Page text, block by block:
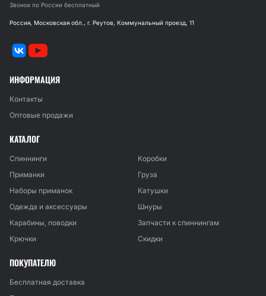
Звонок по России бесплатный
Россия, Московская обл., г. Реутов, Коммунальный проезд, 11
ИНФОРМАЦИЯ
Контакты
Оптовые продажи
КАТАЛОГ
Спиннинги
Коробки
Приманки
Груза
Наборы приманок
Катушки
Одежда и аксессуары
Шнуры
Карабины, поводки
Запчасти к спиннингам
Крючки
Скидки
ПОКУПАТЕЛЮ
Бесплатная доставка